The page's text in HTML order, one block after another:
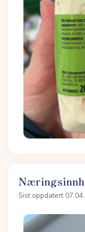
Sist oppdatert